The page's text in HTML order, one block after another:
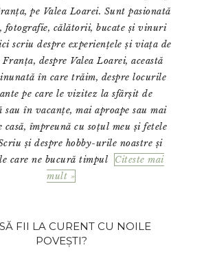
pe Valea Loarei. Sunt pasionată
fotografie, călătorii, bucate și vinuri
scriu despre experiențele și viața de
despre Valea Loarei, această
în care trăim, despre locurile
pe care le vizitez la sfârșit de
sau în vacanțe, mai aproape sau mai
casă, împreună cu soțul meu și fetele
și despre hobby-urile noastre și
care ne bucură timpul
Citeste mai
mult »
FII LA CURENT CU NOILE
POVEȘTI?